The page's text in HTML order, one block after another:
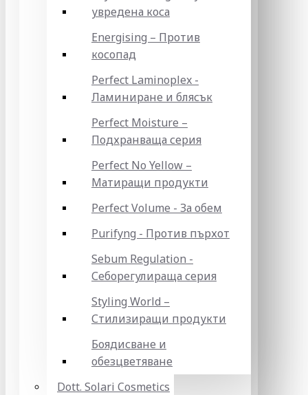
увредена коса
Energising – Против
косопад
Perfect Laminoplex -
Ламиниране и блясък
Perfect Moisture –
Подхранваща серия
Perfect No Yellow –
Матиращи продукти
Perfect Volume - За обем
Purifyng - Против пърхот
Sebum Regulation -
Себорегулираща серия
Styling World –
Стилизиращи продукти
Боядисване и
обезцветяване
Dott. Solari Cosmetics